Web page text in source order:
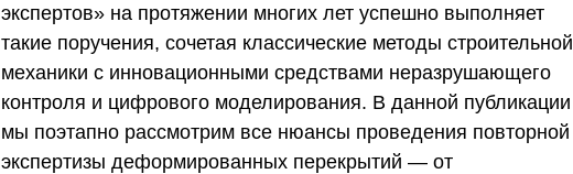
экспертов» на протяжении многих лет успешно выполняет
такие поручения, сочетая классические методы строительной
механики с инновационными средствами неразрушающего
контроля и цифрового моделирования. В данной публикации
мы поэтапно рассмотрим все нюансы проведения повторной
экспертизы деформированных перекрытий — от